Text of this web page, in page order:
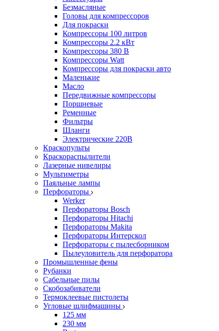
Безмасляные
Головы для компрессоров
Для покраски
Компрессоры 100 литров
Компрессоры 2.2 кВт
Компрессоры 380 В
Компрессоры Watt
Компрессоры для покраски авто
Маленькие
Масло
Передвижные компрессоры
Поршневые
Ременные
Фильтры
Шланги
Электрические 220В
Краскопульты
Краскораспылители
Лазерные нивелиры
Мультиметры
Паяльные лампы
Перфораторы
Werker
Перфораторы Bosch
Перфораторы Hitachi
Перфораторы Makita
Перфораторы Интерскол
Перфораторы с пылесборником
Пылеуловитель для перфоратора
Промышленные фены
Рубанки
Сабельные пилы
Скобозабиватели
Термоклеевые пистолеты
Угловые шлифмашины
125 мм
230 мм